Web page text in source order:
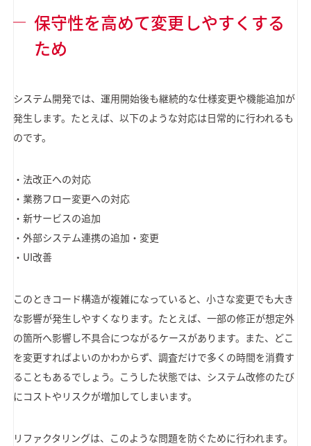
保守性を高めて変更しやすくする
ため
システム開発では、運用開始後も継続的な仕様変更や機能追加が
発生します。たとえば、以下のような対応は日常的に行われるも
のです。
・法改正への対応
・業務フロー変更への対応
・新サービスの追加
・外部システム連携の追加・変更
・UI改善
このときコード構造が複雑になっていると、小さな変更でも大き
な影響が発生しやすくなります。たとえば、一部の修正が想定外
の箇所へ影響し不具合につながるケースがあります。また、どこ
を変更すればよいのかわからず、調査だけで多くの時間を消費す
ることもあるでしょう。こうした状態では、システム改修のたび
にコストやリスクが増加してしまいます。
リファクタリングは、このような問題を防ぐために行われます。